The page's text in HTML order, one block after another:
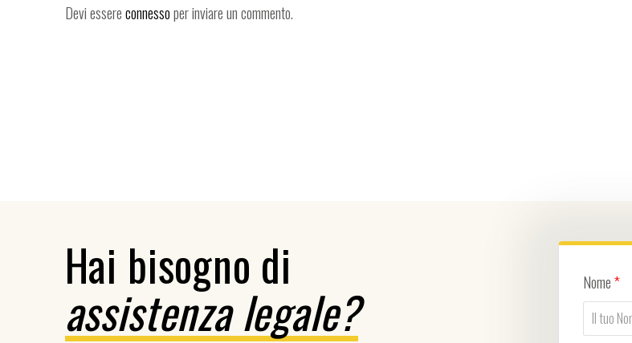
Devi essereconnessoper inviare un commento.
Hai bisogno di
assistenza legale? Nome*